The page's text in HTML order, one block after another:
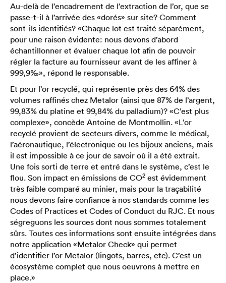
Au-delà de l’encadrement de l’extraction de l’or, que se
passe-t-il à l’arrivée des «dorés» sur site? Comment
sont-ils identifiés? «Chaque lot est traité séparément,
pour une raison évidente: nous devons d’abord
échantillonner et évaluer chaque lot afin de pouvoir
régler la facture au fournisseur avant de les affiner à
999,9‰», répond le responsable.
Et pour l’or recyclé, qui représente près des 64% des
volumes raffinés chez Metalor (ainsi que 87% de l’argent,
99,83% du platine et 99,84% du palladium)? «C’est plus
complexe», concède Antoine de Montmollin. «L’or
recyclé provient de secteurs divers, comme le médical,
l’aéronautique, l’électronique ou les bijoux anciens, mais
il est impossible à ce jour de savoir où il a été extrait.
Une fois sorti de terre et entré dans le système, c’est le
flou. Son impact en émissions de CO2 est évidemment
très faible comparé au minier, mais pour la traçabilité
nous devons faire confiance à nos standards comme les
Codes of Practices et Codes of Conduct du RJC. Et nous
ségreguons les sources dont nous sommes totalement
sûrs. Toutes ces informations sont ensuite intégrées dans
notre application «Metalor Check» qui permet
d’identifier l’or Metalor (lingots, barres, etc). C’est un
écosystème complet que nous oeuvrons à mettre en
place.»